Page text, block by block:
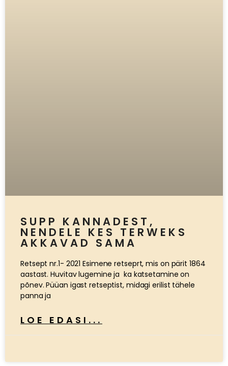
SUPP KANNADEST,
NENDELE KES TERWEKS
AKKAVAD SAMA
Retsept nr.1- 2021 Esimene retseprt, mis on pärit 1864
aastast. Huvitav lugemine ja ka katsetamine on
põnev. Püüan igast retseptist, midagi erilist tähele
panna ja
LOE EDASI...